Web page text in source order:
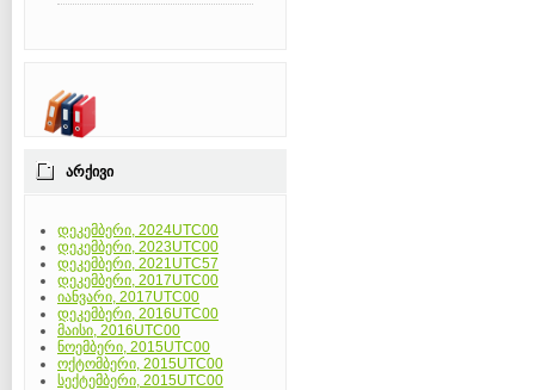
ᲐᲠᲥᲘᲕᲘ
დეკემბერი, 2024UTC00
დეკემბერი, 2023UTC00
დეკემბერი, 2021UTC57
დეკემბერი, 2017UTC00
იანვარი, 2017UTC00
დეკემბერი, 2016UTC00
მაისი, 2016UTC00
ნოემბერი, 2015UTC00
ოქტომბერი, 2015UTC00
სექტემბერი, 2015UTC00